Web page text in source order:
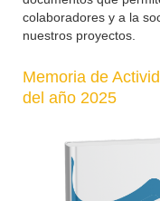
colaboradores y a la
nuestros proyectos.
Memoria de
del año 2025